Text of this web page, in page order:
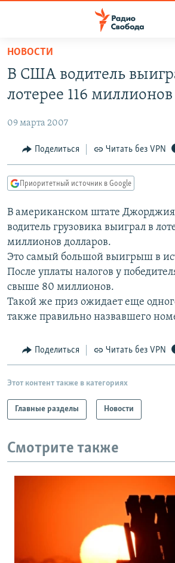
упрощенного
доступа
основному
Вернутся
главной
навигации
Вернутся
поиску
АВТОРСКИЕ ПРОЕКТЫ
ЦИТАТЫ СВОБОДЫ
МНЕНИЯ
IDEL.РЕАЛИИ
КАВКАЗ.РЕАЛИИ
СЕВЕР.РЕАЛИИ
СИБИРЬ.РЕАЛИИ
РАСПИСАНИЕ ВЕЩАНИЯ
ПОДПИШИТЕСЬ НА РАССЫЛКУ
Все сайты РСЕ/РС
НОВОСТИ
В США водитель
лотерее 116
09 марта 2007
Поделиться Читать без VPN
Приоритетный источник в Google
В американском штате
водитель грузовика выиграл в
миллионов долларов.
Это самый большой выигрыш в
После уплаты налогов у
свыше 80 миллионов.
Такой же приз ожидает еще
также правильно назвавшего
Поделиться Читать без VPN
Этот контент также в категориях
Главные разделы Новости
Смотрите также